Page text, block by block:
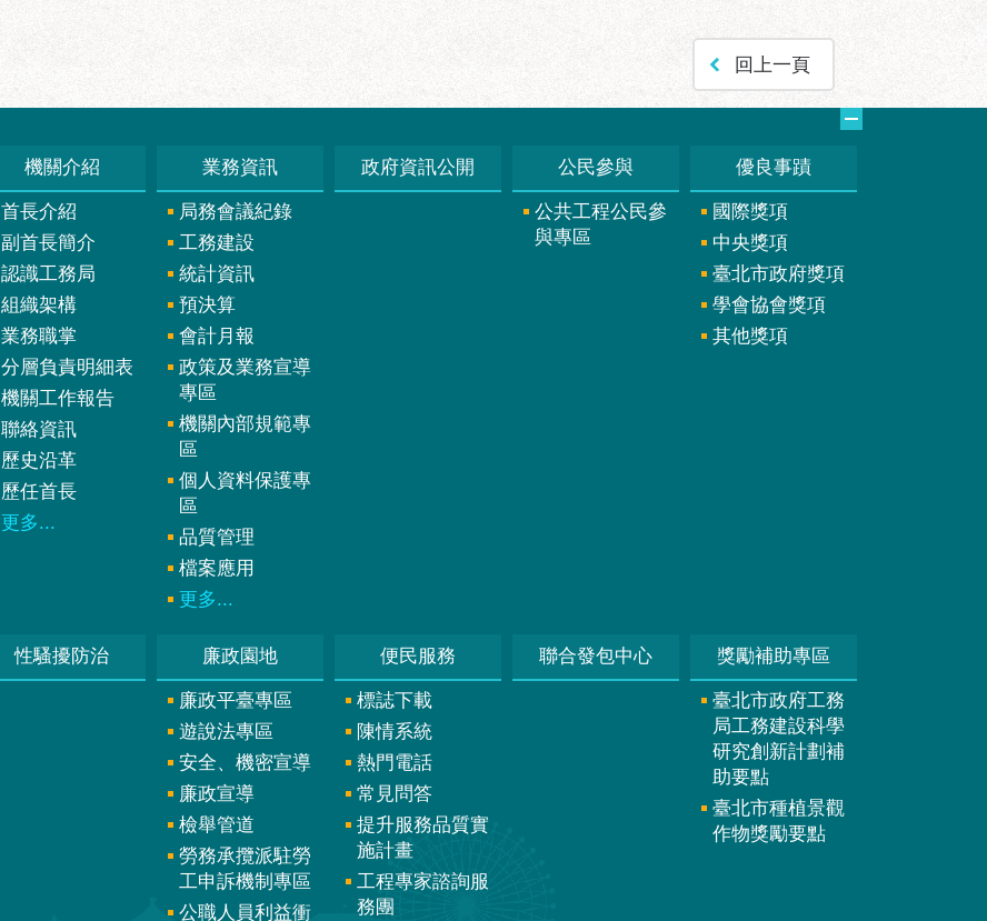
回上一頁
機關介紹
首長介紹
副首長簡介
認識工務局
組織架構
業務職掌
分層負責明細表
機關工作報告
聯絡資訊
歷史沿革
歷任首長
更多...
業務資訊
局務會議紀錄
工務建設
統計資訊
預決算
會計月報
政策及業務宣導
專區
機關內部規範專
區
個人資料保護專
區
品質管理
檔案應用
更多...
政府資訊公開 公民參與
公共工程公民參
與專區
優良事蹟
國際獎項
中央獎項
臺北市政府獎項
學會協會獎項
其他獎項
性騷擾防治 廉政園地
廉政平臺專區
遊說法專區
安全、機密宣導
廉政宣導
檢舉管道
勞務承攬派駐勞
工申訴機制專區
公職人員利益衝
便民服務
標誌下載
陳情系統
熱門電話
常見問答
提升服務品質實
施計畫
工程專家諮詢服
務團
聯合發包中心 獎勵補助專區
臺北市政府工務
局工務建設科學
研究創新計劃補
助要點
臺北市種植景觀
作物獎勵要點